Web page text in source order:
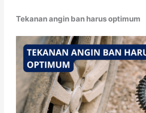
Tekanan angin ban harus optimum